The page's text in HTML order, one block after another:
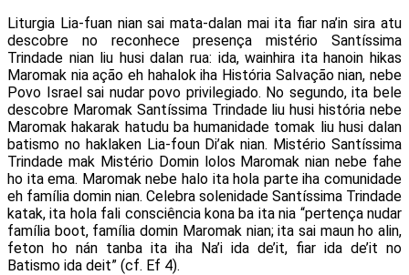
Liturgia Lia-fuan nian sai mata-dalan mai ita fiar na’in sira atu
descobre no reconhece presença mistério Santíssima
Trindade nian liu husi dalan rua: ida, wainhira ita hanoin hikas
Maromak nia ação eh hahalok iha História Salvação nian, nebe
Povo Israel sai nudar povo privilegiado. No segundo, ita bele
descobre Maromak Santíssima Trindade liu husi história nebe
Maromak hakarak hatudu ba humanidade tomak liu husi dalan
batismo no haklaken Lia-foun Di’ak nian. Mistério Santíssima
Trindade mak Mistério Domin lolos Maromak nian nebe fahe
ho ita ema. Maromak nebe halo ita hola parte iha comunidade
eh família domin nian. Celebra solenidade Santíssima Trindade
katak, ita hola fali consciência kona ba ita nia “pertença nudar
família boot, família domin Maromak nian; ita sai maun ho alin,
feton ho nán tanba ita iha Na’i ida de’it, fiar ida de’it no
Batismo ida deit” (cf. Ef 4).